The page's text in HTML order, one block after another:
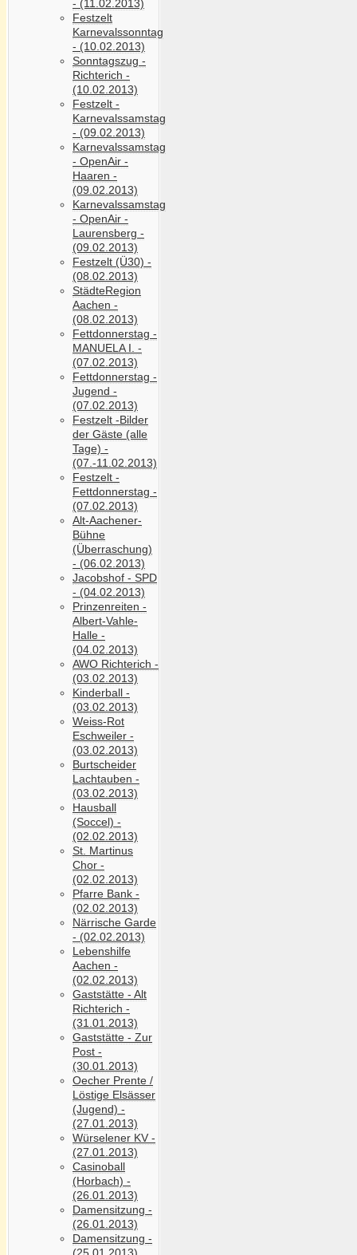
- (11.02.2013)
Festzelt
Karnevalssonntag
- (10.02.2013)
Sonntagszug -
Richterich -
(10.02.2013)
Festzelt -
Karnevalssamstag
- (09.02.2013)
Karnevalssamstag
- OpenAir -
Haaren -
(09.02.2013)
Karnevalssamstag
- OpenAir -
Laurensberg -
(09.02.2013)
Festzelt (Ü30) -
(08.02.2013)
StädteRegion
Aachen -
(08.02.2013)
Fettdonnerstag -
MANUELA I. -
(07.02.2013)
Fettdonnerstag -
Jugend -
(07.02.2013)
Festzelt -Bilder
der Gäste (alle
Tage) -
(07.-11.02.2013)
Festzelt -
Fettdonnerstag -
(07.02.2013)
Alt-Aachener-
Bühne
(Überraschung)
- (06.02.2013)
Jacobshof - SPD
- (04.02.2013)
Prinzenreiten -
Albert-Vahle-
Halle -
(04.02.2013)
AWO Richterich -
(03.02.2013)
Kinderball -
(03.02.2013)
Weiss-Rot
Eschweiler -
(03.02.2013)
Burtscheider
Lachtauben -
(03.02.2013)
Hausball
(Soccel) -
(02.02.2013)
St. Martinus
Chor -
(02.02.2013)
Pfarre Bank -
(02.02.2013)
Närrische Garde
- (02.02.2013)
Lebenshilfe
Aachen -
(02.02.2013)
Gaststätte - Alt
Richterich -
(31.01.2013)
Gaststätte - Zur
Post -
(30.01.2013)
Oecher Prente /
Löstige Elsässer
(Jugend) -
(27.01.2013)
Würselener KV -
(27.01.2013)
Casinoball
(Horbach) -
(26.01.2013)
Damensitzung -
(26.01.2013)
Damensitzung -
(25.01.2013)